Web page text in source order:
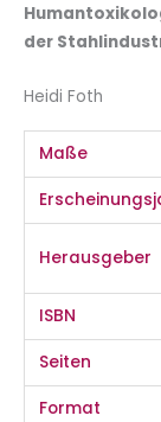
der
Heidi Foth
Maße
Herausgeber
ISBN
Seiten
Format